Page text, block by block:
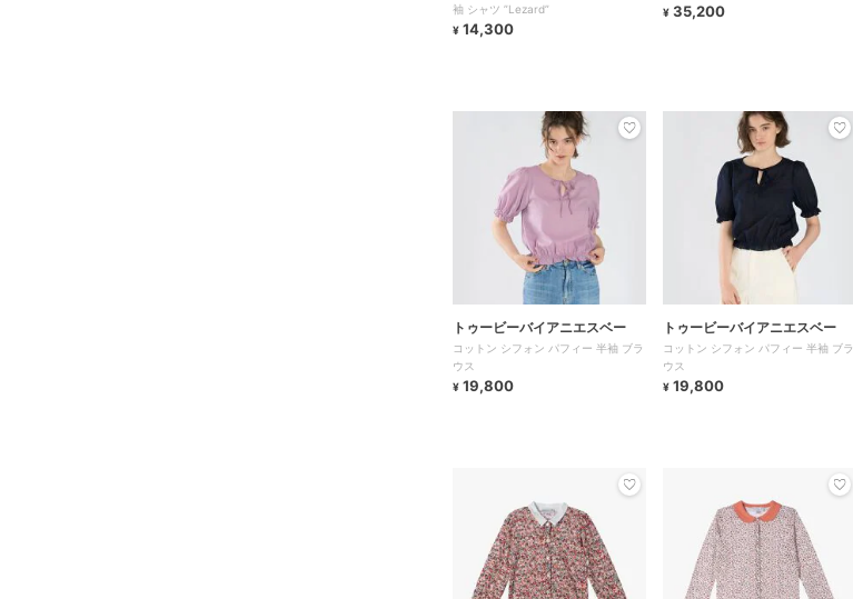
袖 シャツ ”Lezard”
¥ 14,300
¥ 35,200
トゥービーバイアニエスベー
コットン シフォン パフィー 半袖 ブラ
ウス
¥ 19,800
トゥービーバイアニエスベー
コットン シフォン パフィー 半袖 ブラ
ウス
¥ 19,800